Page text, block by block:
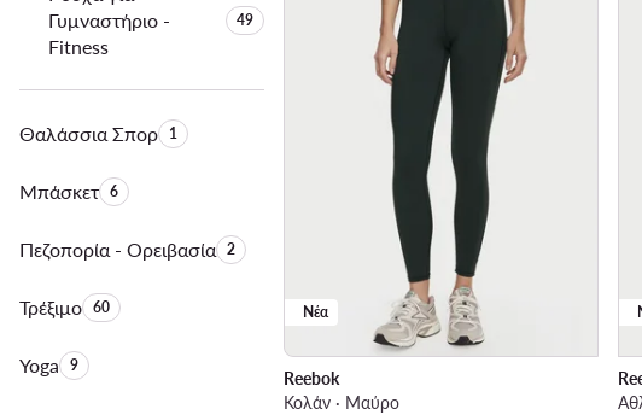
Γυμναστήριο -
Fitness
Αριθμός προϊόντων:
49
Θαλάσσια ΣπορΑριθμός προϊόντων:
1
ΜπάσκετΑριθμός προϊόντων:
6
Πεζοπορία - ΟρειβασίαΑριθμός προϊόντων:
2
ΤρέξιμοΑριθμός προϊόντων:
60
YogaΑριθμός προϊόντων:
9
Νέα
Reebok
Κολάν · Μαύρο